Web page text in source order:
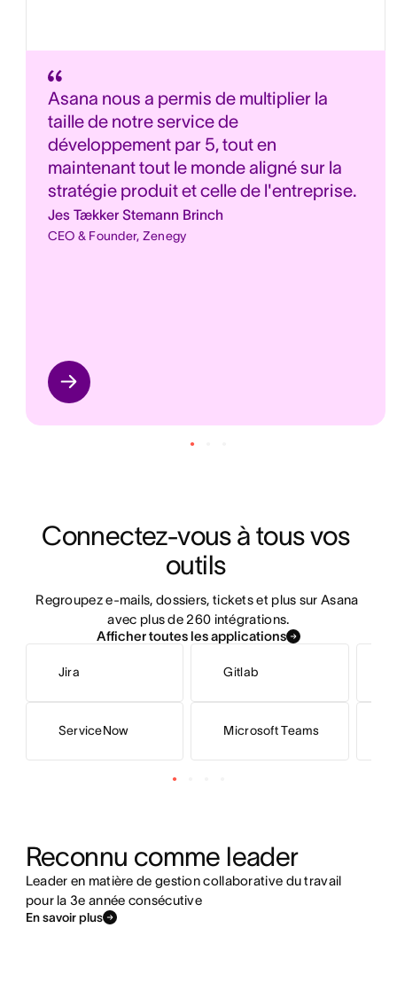
Asana nous a permis de multiplier la
taille de notre service de
développement par 5, tout en
maintenant tout le monde aligné sur la
stratégie produit et celle de l'entreprise.
Jes Tækker Stemann Brinch
CEO & Founder, Zenegy
Connectez-vous à tous vos
outils
Regroupez e-mails, dossiers, tickets et plus sur Asana
avec plus de 260 intégrations.
Afficher toutes les applications
Jira
ServiceNow
Gitlab
Microsoft Teams
Reconnu comme leader
Leader en matière de gestion collaborative du travail
pour la 3e année consécutive
En savoir plus